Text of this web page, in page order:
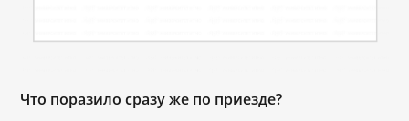
Что поразило сразу же по приезде?